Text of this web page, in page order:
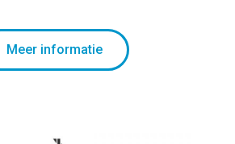
Meer informatie